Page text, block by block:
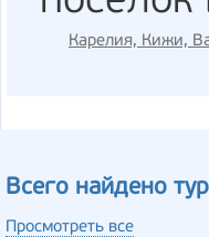
Карелия, Кижи,
Всего найдено
Просмотреть все